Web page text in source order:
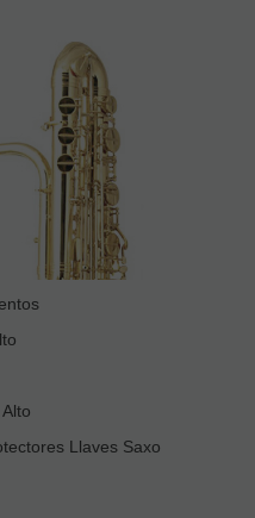
Llaves Saxo